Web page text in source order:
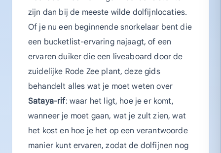
zijn dan bij de meeste wilde dolfijnlocaties.
Of je nu een beginnende snorkelaar bent die
een bucketlist-ervaring najaagt, of een
ervaren duiker die een liveaboard door de
zuidelijke Rode Zee plant, deze gids
behandelt alles wat je moet weten over
Sataya-rif: waar het ligt, hoe je er komt,
wanneer je moet gaan, wat je zult zien, wat
het kost en hoe je het op een verantwoorde
manier kunt ervaren, zodat de dolfijnen nog